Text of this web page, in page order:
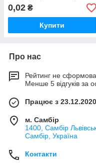
0,02 ₴
Купити
Про нас
Рейтинг не
Менше 5 відгуків за
Працює з 23.12.2020
м. Самбір
1400, Самбір
Самбір, Україна
Контакти